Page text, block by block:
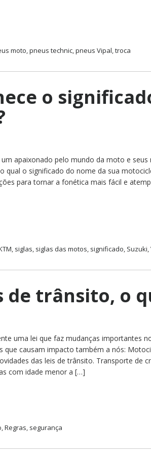
moto,pneus technic,pneus Vipal,troca
o
apaixonado pelo mundo da moto e
qual o significado do nome da sua
para tornar a fonética mais fácil e
, siglas, siglas das motos, significado, Suzuki,
de trânsito, o
uma lei que faz mudanças importantes
que causam impacto também a nós:
das leis de trânsito. Transporte de
com idade menor a […]
,Regras, segurança